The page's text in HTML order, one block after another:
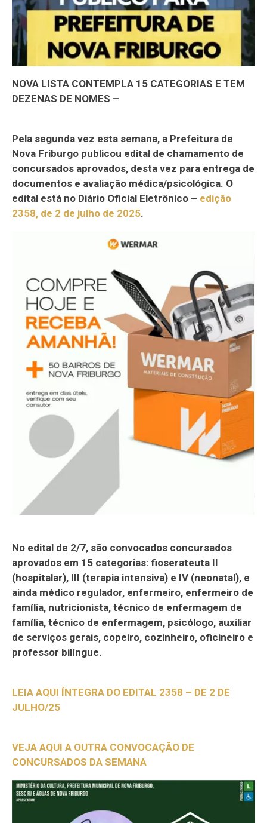
NOVA LISTA CONTEMPLA 15 CATEGORIAS E TEM
DEZENAS DE NOMES –
Pela segunda vez esta semana, a Prefeitura de
Nova Friburgo publicou edital de chamamento de
concursados aprovados, desta vez para entrega de
documentos e avaliação médica/psicológica. O
edital está no Diário Oficial Eletrônico – edição
2358, de 2 de julho de 2025.
No edital de 2/7, são convocados concursados
aprovados em 15 categorias: fioserateuta II
(hospitalar), III (terapia intensiva) e IV (neonatal), e
ainda médico regulador, enfermeiro, enfermeiro de
família, nutricionista, técnico de enfermagem de
família, técnico de enfermagem, psicólogo, auxiliar
de serviços gerais, copeiro, cozinheiro, oficineiro e
professor bilíngue.
LEIA AQUI ÍNTEGRA DO EDITAL 2358 – DE 2 DE
JULHO/25
VEJA AQUI A OUTRA CONVOCAÇÃO DE
CONCURSADOS DA SEMANA